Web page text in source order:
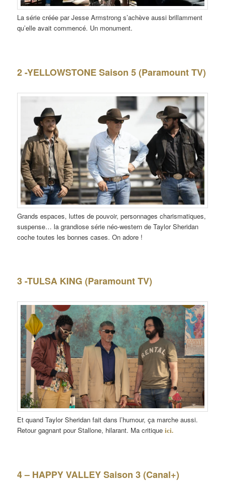
La série créée par Jesse Armstrong s’achève aussi brillamment
qu’elle avait commencé. Un monument.
2 -YELLOWSTONE Saison 5 (Paramount TV)
Grands espaces, luttes de pouvoir, personnages charismatiques,
suspense… la grandiose série néo-western de Taylor Sheridan
coche toutes les bonnes cases. On adore !
3 -TULSA KING (Paramount TV)
Et quand Taylor Sheridan fait dans l’humour, ça marche aussi.
Retour gagnant pour Stallone, hilarant. Ma critiqueici.
4 – HAPPY VALLEY Saison 3 (Canal+)